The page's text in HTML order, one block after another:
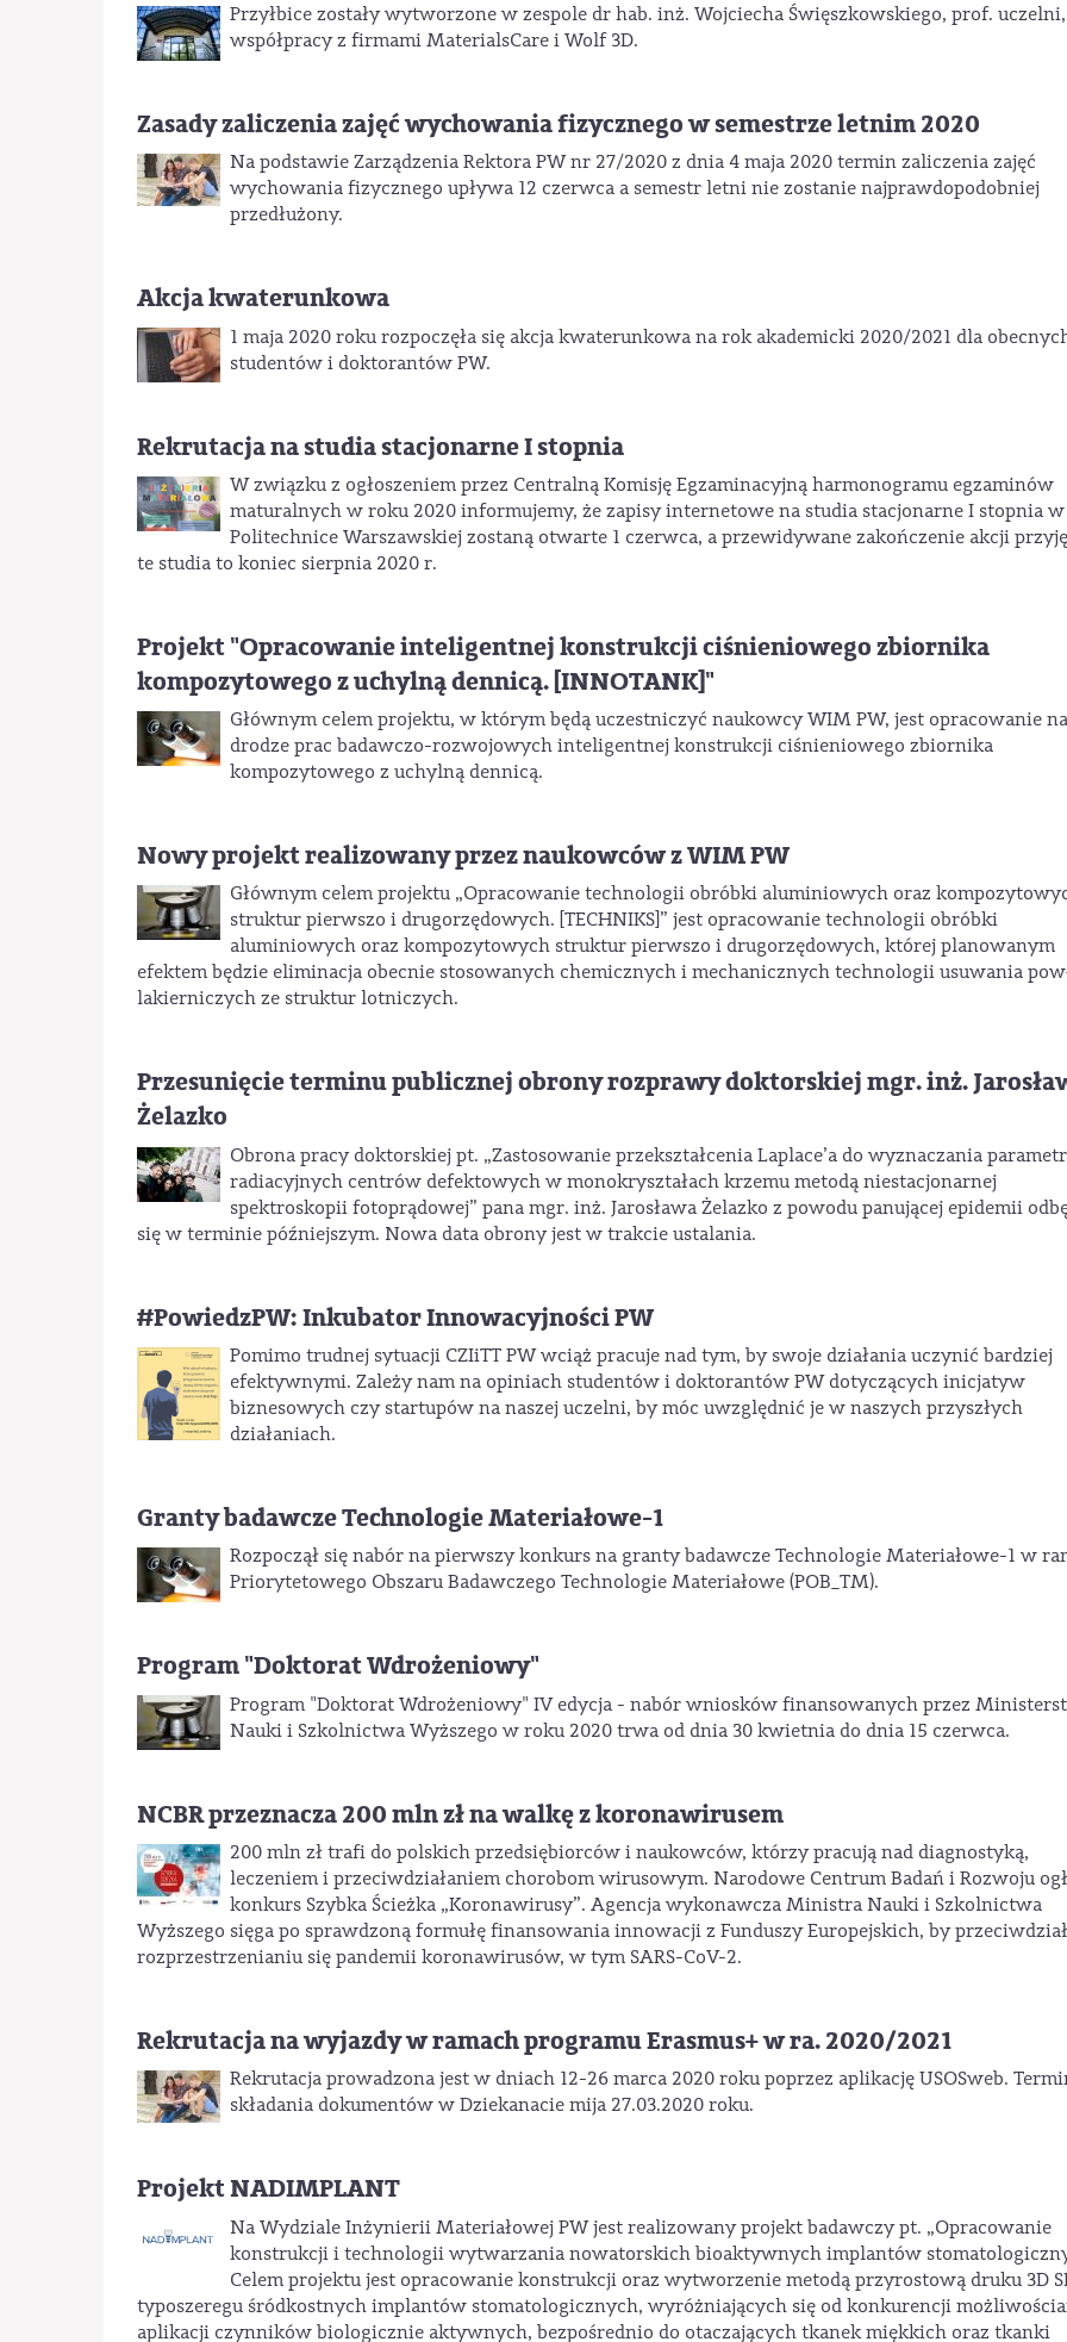
Przyłbice zostały wytworzone w zespole dr hab. inż. Wojciecha Święszkowskiego, prof.
współpracy z firmami MaterialsCare i Wolf 3D.
Zasady zaliczenia zajęć wychowania fizycznego w semestrze letnim 2020
Na podstawie Zarządzenia Rektora PW nr 27/2020 z dnia 4 maja 2020 termin zaliczenia zajęć
wychowania fizycznego upływa 12 czerwca a semestr letni nie zostanie najprawdopodobniej
przedłużony.
Akcja kwaterunkowa
1 maja 2020 roku rozpoczęła się akcja kwaterunkowa na rok akademicki 2020/2021 dla
studentów i doktorantów PW.
Rekrutacja na studia stacjonarne I stopnia
W związku z ogłoszeniem przez Centralną Komisję Egzaminacyjną harmonogramu egzaminów
maturalnych w roku 2020 informujemy, że zapisy internetowe na studia stacjonarne I stopnia w
Politechnice Warszawskiej zostaną otwarte 1 czerwca, a przewidywane zakończenie akcji
te studia to koniec sierpnia 2020 r.
Projekt "Opracowanie inteligentnej konstrukcji ciśnieniowego zbiornika
kompozytowego z uchylną dennicą. [INNOTANK]"
Głównym celem projektu, w którym będą uczestniczyć naukowcy WIM PW, jest opracowanie na
drodze prac badawczo-rozwojowych inteligentnej konstrukcji ciśnieniowego zbiornika
kompozytowego z uchylną dennicą.
Nowy projekt realizowany przez naukowców z WIM PW
Głównym celem projektu „Opracowanie technologii obróbki aluminiowych oraz
struktur pierwszo i drugorzędowych. [TECHNIKS]” jest opracowanie technologii obróbki
aluminiowych oraz kompozytowych struktur pierwszo i drugorzędowych, której planowanym
efektem będzie eliminacja obecnie stosowanych chemicznych i mechanicznych technologii usuwania
lakierniczych ze struktur lotniczych.
Przesunięcie terminu publicznej obrony rozprawy doktorskiej mgr. inż.
Żelazko
Obrona pracy doktorskiej pt. „Zastosowanie przekształcenia Laplace’a do wyznaczania
radiacyjnych centrów defektowych w monokryształach krzemu metodą niestacjonarnej
spektroskopii fotoprądowej” pana mgr. inż. Jarosława Żelazko z powodu panującej epidemii
się w terminie późniejszym. Nowa data obrony jest w trakcie ustalania.
#PowiedzPW: Inkubator Innowacyjności PW
Pomimo trudnej sytuacji CZIiTT PW wciąż pracuje nad tym, by swoje działania uczynić bardziej
efektywnymi. Zależy nam na opiniach studentów i doktorantów PW dotyczących inicjatyw
biznesowych czy startupów na naszej uczelni, by móc uwzględnić je w naszych przyszłych
działaniach.
Granty badawcze Technologie Materiałowe-1
Rozpoczął się nabór na pierwszy konkurs na granty badawcze Technologie Materiałowe-1 w
Priorytetowego Obszaru Badawczego Technologie Materiałowe (POB_TM).
Program "Doktorat Wdrożeniowy"
Program "Doktorat Wdrożeniowy" IV edycja - nabór wniosków finansowanych przez
Nauki i Szkolnictwa Wyższego w roku 2020 trwa od dnia 30 kwietnia do dnia 15 czerwca.
NCBR przeznacza 200 mln zł na walkę z koronawirusem
200 mln zł trafi do polskich przedsiębiorców i naukowców, którzy pracują nad diagnostyką,
leczeniem i przeciwdziałaniem chorobom wirusowym. Narodowe Centrum Badań i Rozwoju
konkurs Szybka Ścieżka „Koronawirusy”. Agencja wykonawcza Ministra Nauki i Szkolnictwa
Wyższego sięga po sprawdzoną formułę finansowania innowacji z Funduszy Europejskich, by
rozprzestrzenianiu się pandemii koronawirusów, w tym SARS-CoV-2.
Rekrutacja na wyjazdy w ramach programu Erasmus+ w ra. 2020/2021
Rekrutacja prowadzona jest w dniach 12-26 marca 2020 roku poprzez aplikację USOSweb.
składania dokumentów w Dziekanacie mija 27.03.2020 roku.
Projekt NADIMPLANT
Na Wydziale Inżynierii Materiałowej PW jest realizowany projekt badawczy pt. „Opracowanie
konstrukcji i technologii wytwarzania nowatorskich bioaktywnych implantów
Celem projektu jest opracowanie konstrukcji oraz wytworzenie metodą przyrostową druku 3D
typoszeregu śródkostnych implantów stomatologicznych, wyróżniających się od konkurencji
aplikacji czynników biologicznie aktywnych, bezpośrednio do otaczających tkanek miękkich oraz tkanki